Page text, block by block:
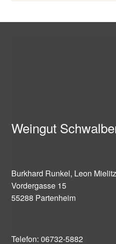
Weingut
Burkhard Runkel, Leon Mielitz
Vordergasse 15
55288 Partenheim
Telefon: 06732-5882